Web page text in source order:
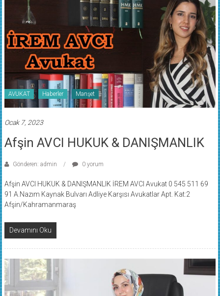
AVUKAT Haberler Manşet
Ocak 7, 2023
Afşin AVCI HUKUK & DANIŞMANLIK
Gönderen: admin 0 yorum
Afşin AVCI HUKUK & DANIŞMANLIK İREM AVCI Avukat 0 545 511 69
91 A.Nazım Kaynak Bulvarı Adliye Karşısı Avukatlar Apt. Kat:2
Afşin/Kahramanmaraş
Devamını Oku